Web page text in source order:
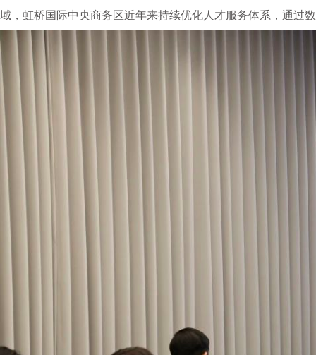
域，虹桥国际中央商务区近年来持续优化人才服务体系，通过